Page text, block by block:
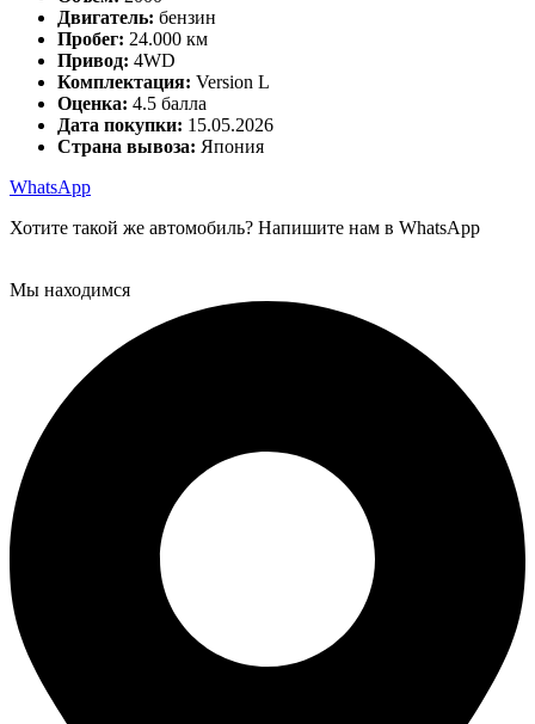
Двигатель: бензин
Пробег: 24.000 км
Привод: 4WD
Комплектация: Version L
Оценка: 4.5 балла
Дата покупки: 15.05.2026
Страна вывоза: Япония
WhatsApp
Хотите такой же автомобиль? Напишите нам в WhatsApp
Мы находимся